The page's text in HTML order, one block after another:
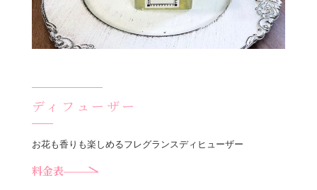
ディフューザー
お花も香りも楽しめるフレグランスディヒューザー
料金表